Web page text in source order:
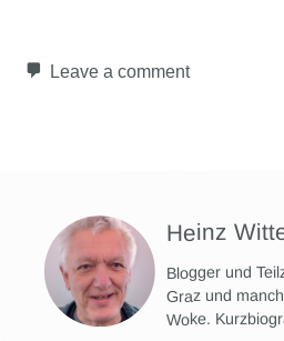
Leave a comment
Heinz
Blogger und
Graz und
Woke.